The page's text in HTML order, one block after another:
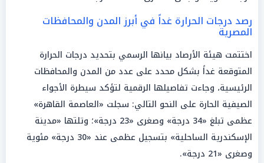
رصد درجات الحرارة غداً في أبرز المدن والمحافظات
المصرية
اختتمت هيئة الأرصاد بيانها الرسمي بتحديد درجات الحرارة
المتوقعة غداً بشكل محدد على عدد من المدن والمحافظات
الرئيسية، وجاءت تفاصيلها الرقمية لتؤكد سيطرة الأجواء
الصيفية الحارة على النحو التالي: سجلت «العاصمة القاهرة»
عظمى تبلغ «34 درجة» وصغرى «23 درجة»؛ وتلتها «مدينة
الإسكندرية الساحلية» بتسجيل عظمى عند «30 درجة» مئوية
وصغرى «21 درجة».